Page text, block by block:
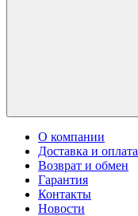
О компании
Доставка и оплата
Возврат и обмен
Гарантия
Контакты
Новости